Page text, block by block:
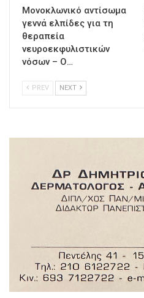
Μονοκλωνικό αντίσωμα
γεννά ελπίδες για τη
θεραπεία
νευροεκφυλιστικών
νόσων – Ο…
PREV NEXT